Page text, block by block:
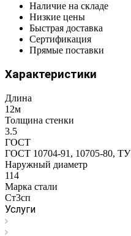
Наличие на складе
Низкие цены
Быстрая доставка
Сертификация
Прямые поставки
Характеристики
Длина
12м
Толщина стенки
3.5
ГОСТ
ГОСТ 10704-91, 10705-80, ТУ
Наружный диаметр
114
Марка стали
Ст3сп
Услуги